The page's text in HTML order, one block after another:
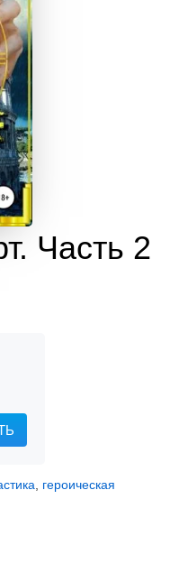
Часть 2
, героическая